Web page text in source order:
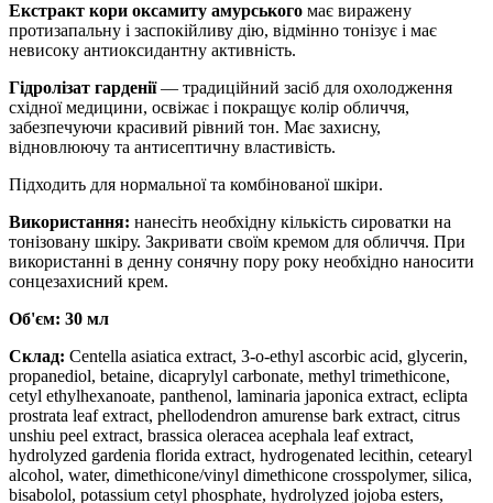
Екстракт кори оксамиту амурського має виражену
протизапальну і заспокійливу дію, відмінно тонізує і має
невисоку антиоксидантну активність.
Гідролізат гарденії— традиційний засіб для охолодження
східної медицини, освіжає і покращує колір обличчя,
забезпечуючи красивий рівний тон. Має захисну,
відновлюючу та антисептичну властивість.
Підходить для нормальної та комбінованої шкіри.
Використання: нанесіть необхідну кількість сироватки на
тонізовану шкіру. Закривати своїм кремом для обличчя. При
використанні в денну сонячну пору року необхідно наносити
сонцезахисний крем.
Об'єм: 30 мл
Склад: Centella asiatica extract, 3-o-ethyl ascorbic acid, glycerin,
propanediol, betaine, dicaprylyl carbonate, methyl trimethicone,
cetyl ethylhexanoate, panthenol, laminaria japonica extract, eclipta
prostrata leaf extract, phellodendron amurense bark extract, citrus
unshiu peel extract, brassica oleracea acephala leaf extract,
hydrolyzed gardenia florida extract, hydrogenated lecithin, cetearyl
alcohol, water, dimethicone/vinyl dimethicone crosspolymer, silica,
bisabolol, potassium cetyl phosphate, hydrolyzed jojoba esters,